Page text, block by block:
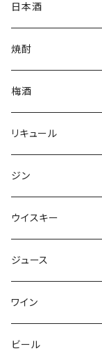
日本酒
焼酎
梅酒
リキュール
ジン
ウイスキー
ジュース
ワイン
ビール